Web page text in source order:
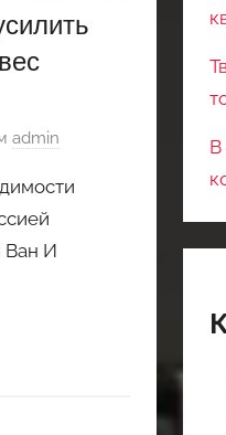
admin
Ван И
В